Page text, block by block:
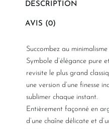
DESCRIPTION
AVIS (0)
Succombez au
Symbole d’élégance pure
revisite le plus grand
une version d’une finesse
sublimer chaque instant.
Entièrement façonné en
d’une chaîne délicate et